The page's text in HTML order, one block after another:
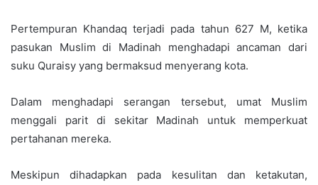
Pertempuran Khandaq terjadi pada tahun 627 M, ketika
pasukan Muslim di Madinah menghadapi ancaman dari
suku Quraisy yang bermaksud menyerang kota.
Dalam menghadapi serangan tersebut, umat Muslim
menggali parit di sekitar Madinah untuk memperkuat
pertahanan mereka.
Meskipun dihadapkan pada kesulitan dan ketakutan,